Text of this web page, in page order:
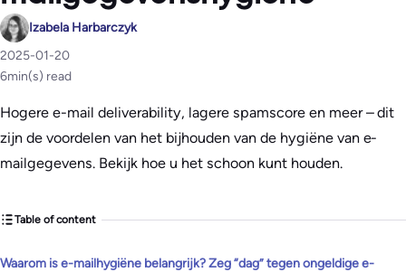
Izabela Harbarczyk
2025-01-20
6min(s) read
Hogere e-mail deliverability, lagere spamscore en meer – dit
zijn de voordelen van het bijhouden van de hygiëne van e-
mailgegevens. Bekijk hoe u het schoon kunt houden.
Table of content
Waarom is e-mailhygiëne belangrijk? Zeg “dag” tegen ongeldige e-